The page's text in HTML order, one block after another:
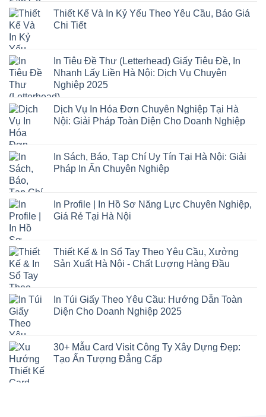
Thiết Kế Và In Kỷ Yếu Theo Yêu Cầu, Báo Giá
Chi Tiết
In Tiêu Đề Thư (Letterhead) Giấy Tiêu Đề, In
Nhanh Lấy Liền Hà Nội: Dịch Vụ Chuyên
Nghiệp 2025
Dịch Vụ In Hóa Đơn Chuyên Nghiệp Tại Hà
Nội: Giải Pháp Toàn Diện Cho Doanh Nghiệp
In Sách, Báo, Tạp Chí Uy Tín Tại Hà Nội: Giải
Pháp In Ấn Chuyên Nghiệp
In Profile | In Hồ Sơ Năng Lực Chuyên Nghiệp,
Giá Rẻ Tại Hà Nội
Thiết Kế & In Sổ Tay Theo Yêu Cầu, Xưởng
Sản Xuất Hà Nội - Chất Lượng Hàng Đầu
In Túi Giấy Theo Yêu Cầu: Hướng Dẫn Toàn
Diện Cho Doanh Nghiệp 2025
30+ Mẫu Card Visit Công Ty Xây Dựng Đẹp:
Tạo Ấn Tượng Đẳng Cấp